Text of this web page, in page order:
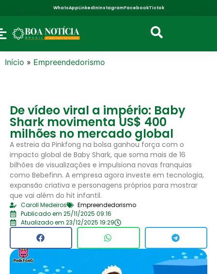
WhatsAppLinkedInInstagramFacebookTictok
Início » Empreendedorismo
De vídeo viral a império: Baby
Shark movimenta US$ 400
milhões no mercado global
A estreia da Pinkfong na bolsa ganhou força com o
impacto global de Baby Shark, que soma mais de 16
bilhões de visualizações e impulsiona novas franquias
como Bebefinn. A empresa agora investe em tecnologia,
expansão criativa e personagens próprios para mostrar
que vai além do hit infantil.
Caroll Medeiros
Empreendedorismo
Publicado em 25/11/2025 09:16
Atualizado em 23/12/2025 19:29